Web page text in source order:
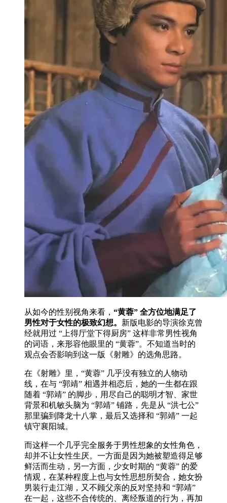
从如今的性别视角来看， “黄蓉” 全方位地满足了
男性对于女性的极致幻想。 新版电影的导演徐克曾
经就用过 “上得厅堂下得厨房” 这样非常男性视角
的词语，来形容他眼里的 “黄蓉”。不知道当时的
观点会否影响到这一版《射雕》的选角思路。
在《射雕》里，“黄蓉” 几乎没有独立的人物动
线，在与 “郭靖” 相遇并相恋后，她的一生都在跟
随着 “郭靖” 的脚步，用尽自己的聪明才智、家世
背景和机敏头脑为 “郭靖” 铺路，先是从 “洪七公”
那里骗到降龙十八掌，最后又选择和 “郭靖” 一起
镇守襄阳城。
而这样一个几乎完全服务于男性想象的女性角色，
却并不让女性生厌。一方面是因为她被塑造得足够
鲜活而生动，另一方面，少女时期的 “黄蓉” 的爱
情观，在某种程度上也与女性思想所契合，她女扮
男装行走江湖，又不顾父亲的反对坚持和 “郭靖”
在一起，这些不合传统的、离经叛道的行为，再加